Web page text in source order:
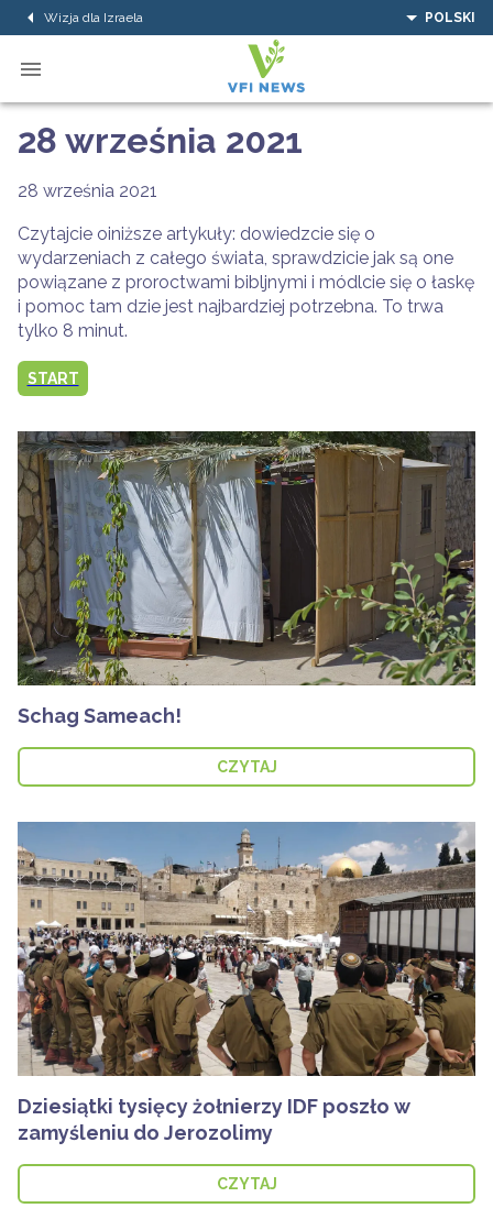
Wizja dla Izraela POLSKI
28 września 2021
28 września 2021
Czytajcie oiniższe artykuły: dowiedzcie się o
wydarzeniach z całego świata, sprawdzicie jak są one
powiązane z proroctwami bibljnymi i módlcie się o łaskę
i pomoc tam dzie jest najbardziej potrzebna. To trwa
tylko 8 minut.
START
Schag Sameach!
CZYTAJ
Dziesiątki tysięcy żołnierzy IDF poszło w
zamyśleniu do Jerozolimy
CZYTAJ